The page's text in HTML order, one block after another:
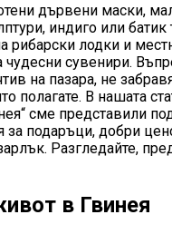
дървени маски,
индиго или батик
рибарски лодки и
чудесни сувенири.
на пазара, не
полагате. В нашата
сме представили
за подаръци, добри
Разгледайте,
в Гвинея